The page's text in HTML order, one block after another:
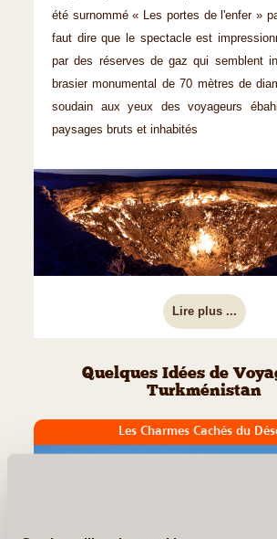
été surnommé « Les portes de l'enfer »
faut dire que le spectacle est
par des réserves de gaz qui semblent
brasier monumental de 70 mètres de
soudain aux yeux des voyageurs
paysages bruts et inhabités
Lire plus ...
Quelques Idées de
Turkménistan
Les Charmes Cachés du